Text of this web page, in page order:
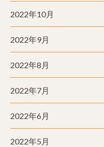
2022年10月
2022年9月
2022年8月
2022年7月
2022年6月
2022年5月